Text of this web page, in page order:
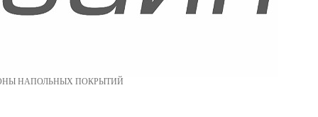
НАПОЛЬНЫХ ПОКРЫТИЙ